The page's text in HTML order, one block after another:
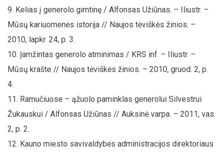
Kelias į generolo gimtinę / Alfonsas Užiūnas. – Iliustr. –
Mūsų kariuomenės istorija // Naujos tėviškės žinios. –
2010, lapkr. 24, p. 3.
Įamžintas generolo atminimas / KRS inf. – Iliustr. –
Mūsų krašte // Naujos tėviškės žinios. – 2010, gruod. 2, p.
4.
Ramučiuose – ąžuolo paminklas generolui Silvestrui
Žukauskui / Alfonsas Užiūnas // Auksinė varpa. – 2011, vas.
2, p. 2.
Kauno miesto savivaldybės administracijos direktoriaus